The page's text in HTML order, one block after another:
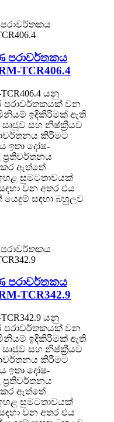
පරාවර්තකය
TCR406.4
යනු
පරාවර්තකයක් වන
ඉදිකිරීමක් ඇති
සහ නිෂ්ක්‍රීයව
කිරීමට
ඉතා දෝෂ-
ඇත්තේ
සුමටතාවයක්
වන අතර එය
සඳහා බහුලව
පරාවර්තකය
TCR342.9
යනු
පරාවර්තකයක් වන
ඉදිකිරීමක් ඇති
සහ නිෂ්ක්‍රීයව
කිරීමට
ඉතා දෝෂ-
ඇත්තේ
සුමටතාවයක්
වන අතර එය